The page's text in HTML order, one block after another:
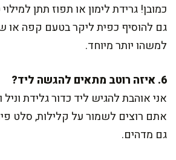
כמובן! גרידת לימון או תפוז תתן
גם להוסיף כפית ליקר בטעם קפה או
למשהו יותר מיוחד.
6. איזה רוטב מתאים להגשה ליד?
אני אוהבת להגיש ליד כדור גלידת
אתם רוצים לשמור על קלילות, סלט
גם מדהים.